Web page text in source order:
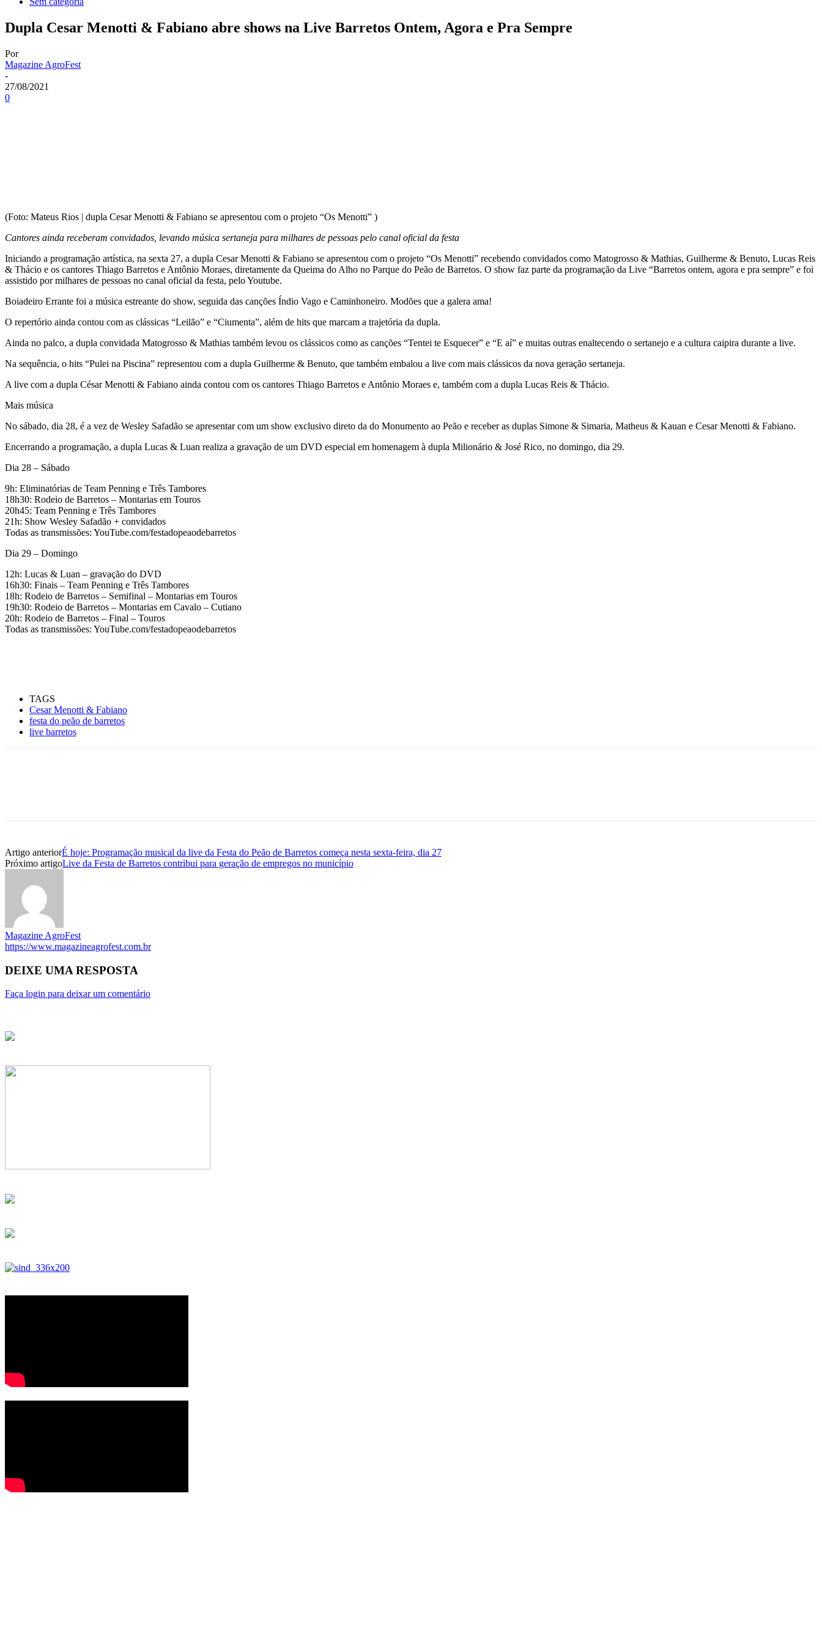
Dupla Cesar Menotti & Fabiano abre shows na Live Barretos Ontem, Agora e Pra Sempre
Por
Magazine AgroFest
-
27/08/2021
0
(Foto: Mateus Rios | dupla Cesar Menotti & Fabiano se apresentou com o projeto “Os Menotti” )
Cantores ainda receberam convidados, levando música sertaneja para milhares de pessoas pelo canal oficial da festa
Iniciando a programação artística, na sexta 27, a dupla Cesar Menotti & Fabiano se apresentou com o projeto “Os Menotti” recebendo convidados como Matogrosso & Mathias, Guilherme & Benuto, Lucas Reis
& Thácio e os cantores Thiago Barretos e Antônio Moraes, diretamente da Queima do Alho no Parque do Peão de Barretos. O show faz parte da programação da Live “Barretos ontem, agora e pra sempre” e foi
assistido por milhares de pessoas no canal oficial da festa, pelo Youtube.
Boiadeiro Errante foi a música estreante do show, seguida das canções Índio Vago e Caminhoneiro. Modões que a galera ama!
O repertório ainda contou com as clássicas “Leilão” e “Ciumenta”, além de hits que marcam a trajetória da dupla.
Ainda no palco, a dupla convidada Matogrosso & Mathias também levou os clássicos como as canções “Tentei te Esquecer” e “E aí” e muitas outras enaltecendo o sertanejo e a cultura caipira durante a live.
Na sequência, o hits “Pulei na Piscina” representou com a dupla Guilherme & Benuto, que também embalou a live com mais clássicos da nova geração sertaneja.
A live com a dupla César Menotti & Fabiano ainda contou com os cantores Thiago Barretos e Antônio Moraes e, também com a dupla Lucas Reis & Thácio.
Mais música
No sábado, dia 28, é a vez de Wesley Safadão se apresentar com um show exclusivo direto da do Monumento ao Peão e receber as duplas Simone & Simaria, Matheus & Kauan e Cesar Menotti & Fabiano.
Encerrando a programação, a dupla Lucas & Luan realiza a gravação de um DVD especial em homenagem à dupla Milionário & José Rico, no domingo, dia 29.
Dia 28 – Sábado
9h: Eliminatórias de Team Penning e Três Tambores
18h30: Rodeio de Barretos – Montarias em Touros
20h45: Team Penning e Três Tambores
21h: Show Wesley Safadão + convidados
Todas as transmissões: YouTube.com/festadopeaodebarretos
Dia 29 – Domingo
12h: Lucas & Luan – gravação do DVD
16h30: Finais – Team Penning e Três Tambores
18h: Rodeio de Barretos – Semifinal – Montarias em Touros
19h30: Rodeio de Barretos – Montarias em Cavalo – Cutiano
20h: Rodeio de Barretos – Final – Touros
Todas as transmissões: YouTube.com/festadopeaodebarretos
TAGS
Cesar Menotti & Fabiano
festa do peão de barretos
live barretos
Artigo anteriorÉ hoje: Programação musical da live da Festa do Peão de Barretos começa nesta sexta-feira, dia 27
Próximo artigoLive da Festa de Barretos contribui para geração de empregos no município
Magazine AgroFest
https://www.magazineagrofest.com.br
DEIXE UMA RESPOSTA
Faça login para deixar um comentário